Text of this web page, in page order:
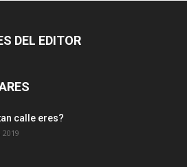
DEL EDITOR
calle eres?